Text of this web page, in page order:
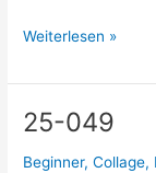
Weiterlesen »
25-049
Beginner,Collage,
25-